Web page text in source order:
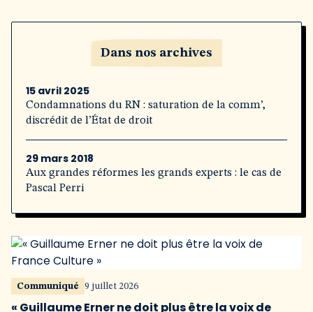
Dans nos archives
15 avril 2025
Condamnations du RN : saturation de la comm’,
discrédit de l’État de droit
29 mars 2018
Aux grandes réformes les grands experts : le cas de
Pascal Perri
Communiqué 9 juillet 2026
« Guillaume Erner ne doit plus être la voix de